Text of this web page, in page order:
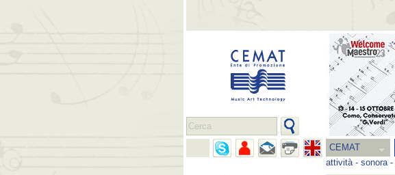
CEMAT
attività- sonora-